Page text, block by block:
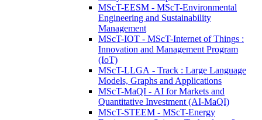
MScT-EESM - MScT-Environmental
Engineering and Sustainability
Management
MScT-IOT - MScT-Internet of Things :
Innovation and Management Program
(IoT)
MScT-LLGA - Track : Large Language
Models, Graphs and Applications
MScT-MaQI - AI for Markets and
Quantitative Investment (AI-MaQI)
MScT-STEEM - MScT-Energy